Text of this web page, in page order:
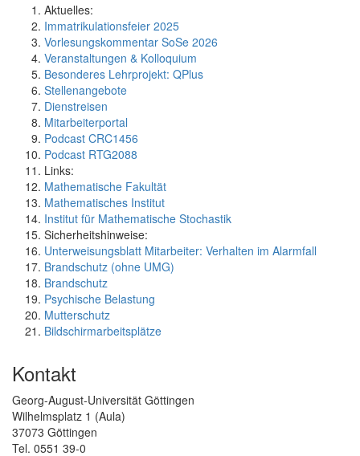
Aktuelles:
Immatrikulationsfeier 2025
Vorlesungskommentar SoSe 2026
Veranstaltungen & Kolloquium
Besonderes Lehrprojekt: QPlus
Stellenangebote
Dienstreisen
Mitarbeiterportal
Podcast CRC1456
Podcast RTG2088
Links:
Mathematische Fakultät
Mathematisches Institut
Institut für Mathematische Stochastik
Sicherheitshinweise:
Unterweisungsblatt Mitarbeiter: Verhalten im Alarmfall
Brandschutz (ohne UMG)
Brandschutz
Psychische Belastung
Mutterschutz
Bildschirmarbeitsplätze
Kontakt
Georg-August-Universität Göttingen
Wilhelmsplatz 1 (Aula)
37073 Göttingen
Tel. 0551 39-0